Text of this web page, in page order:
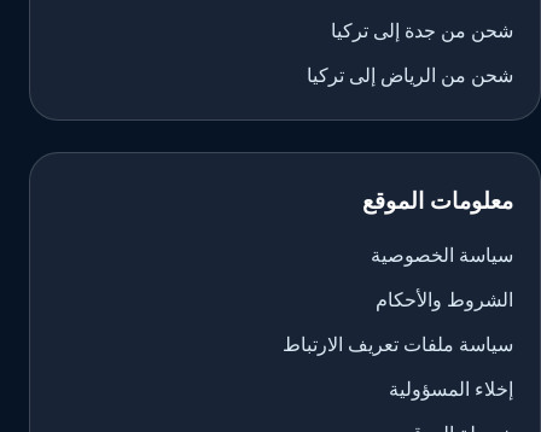
شحن من جدة إلى تركيا
شحن من الرياض إلى تركيا
معلومات الموقع
سياسة الخصوصية
الشروط والأحكام
سياسة ملفات تعريف الارتباط
إخلاء المسؤولية